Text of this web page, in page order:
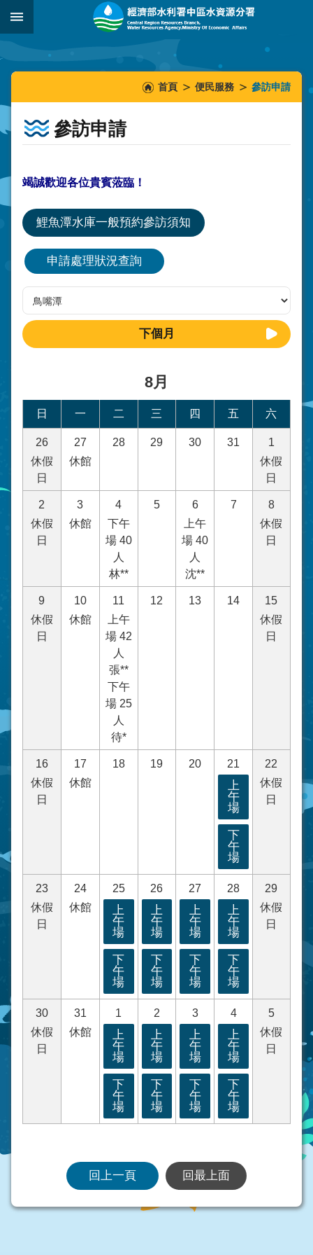
跳到主要內容區塊
::::::
首頁 便民服務 參訪申請
參訪申請
竭誠歡迎各位貴賓蒞臨！
鯉魚潭水庫一般預約參訪須知
申請處理狀況查詢
下個月
8月
日 一 二 三 四 五 六
26
休假
日
27
休館
28 29 30 31
1
休假
日
2
休假
日
3
休館
4
下午
場 40
人
林**
5
6
上午
場 40
人
沈**
7
8
休假
日
9
休假
日
10
休館
11
上午
場 42
人
張**
下午
場 25
人
待*
12 13 14
15
休假
日
16
休假
日
17
休館
18 19 20 21
上
午
場
下
午
場
22
休假
日
23
休假
日
24
休館
25
上
午
場
下
午
場
26
上
午
場
下
午
場
27
上
午
場
下
午
場
28
上
午
場
下
午
場
29
休假
日
30
休假
日
31
休館
1
上
午
場
下
午
場
2
上
午
場
下
午
場
3
上
午
場
下
午
場
4
上
午
場
下
午
場
5
休假
日
回上一頁 回最上面